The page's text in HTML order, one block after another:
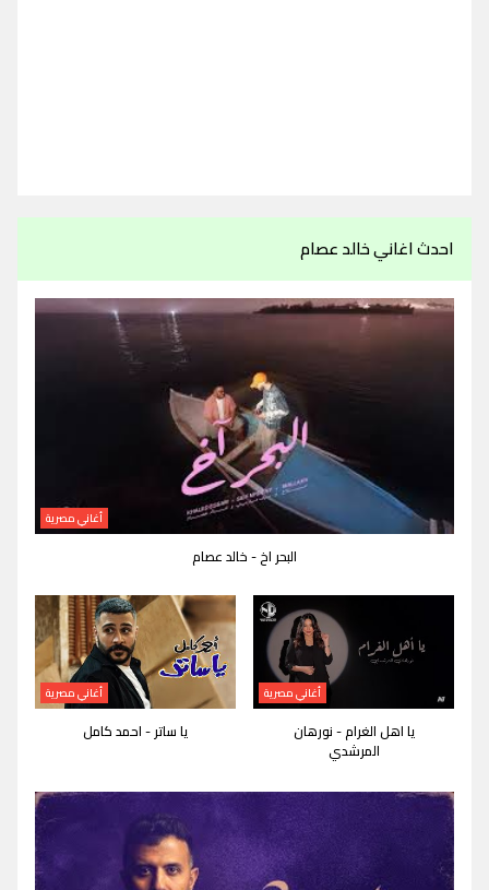
احدث اغاني خالد عصام
أغاني مصرية
البحر اخ - خالد عصام
أغاني مصرية
يا اهل الغرام - نورهان
المرشدي
أغاني مصرية
يا ساتر - احمد كامل